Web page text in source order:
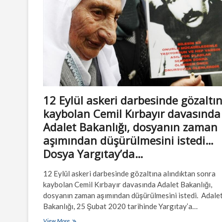
12 Eylül askeri darbesinde
kaybolan Cemil Kırbayır davasında
Adalet Bakanlığı, dosyanın zaman
aşımından düşürülmesini istedi…
Dosya Yargıtay’da…
12 Eylül askeri darbesinde gözaltına alındıktan sonra
kaybolan Cemil Kırbayır davasında Adalet Bakanlığı,
dosyanın zaman aşımından düşürülmesini istedi.
Bakanlığı, 25 Şubat 2020 tarihinde Yargıtay’a…
12